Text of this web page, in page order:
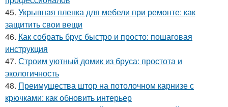
45. Укрывная пленка для мебели при ремонте: как
защитить свои вещи
46. Как собрать брус быстро и просто: пошаговая
инструкция
47. Строим уютный домик из бруса: простота и
экологичность
48. Преимущества штор на потолочном карнизе с
крючками: как обновить интерьер